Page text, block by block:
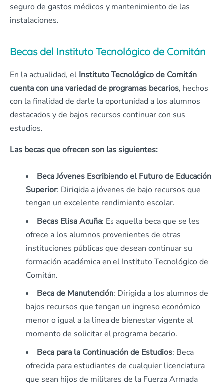
seguro de gastos médicos y mantenimiento de las
instalaciones.
Becas del Instituto Tecnológico de Comitán
En la actualidad, el Instituto Tecnológico de Comitán
cuenta con una variedad de programas becarios, hechos
con la finalidad de darle la oportunidad a los alumnos
destacados y de bajos recursos continuar con sus
estudios.
Las becas que ofrecen son las siguientes:
Beca Jóvenes Escribiendo el Futuro de Educación
Superior: Dirigida a jóvenes de bajo recursos que
tengan un excelente rendimiento escolar.
Becas Elisa Acuña: Es aquella beca que se les
ofrece a los alumnos provenientes de otras
instituciones públicas que desean continuar su
formación académica en el Instituto Tecnológico de
Comitán.
Beca de Manutención: Dirigida a los alumnos de
bajos recursos que tengan un ingreso económico
menor o igual a la línea de bienestar vigente al
momento de solicitar el programa becario.
Beca para la Continuación de Estudios: Beca
ofrecida para estudiantes de cualquier licenciatura
que sean hijos de militares de la Fuerza Armada